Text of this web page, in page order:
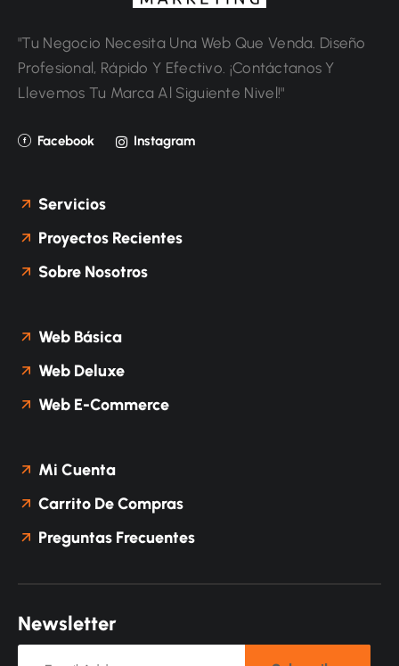
"Tu Negocio Necesita Una Web Que Venda. Diseño
Profesional, Rápido Y Efectivo. ¡Contáctanos Y
Llevemos Tu Marca Al Siguiente Nivel!"
Facebook Instagram
Servicios
Proyectos Recientes
Sobre Nosotros
Web Básica
Web Deluxe
Web E-Commerce
Mi Cuenta
Carrito De Compras
Preguntas Frecuentes
Newsletter